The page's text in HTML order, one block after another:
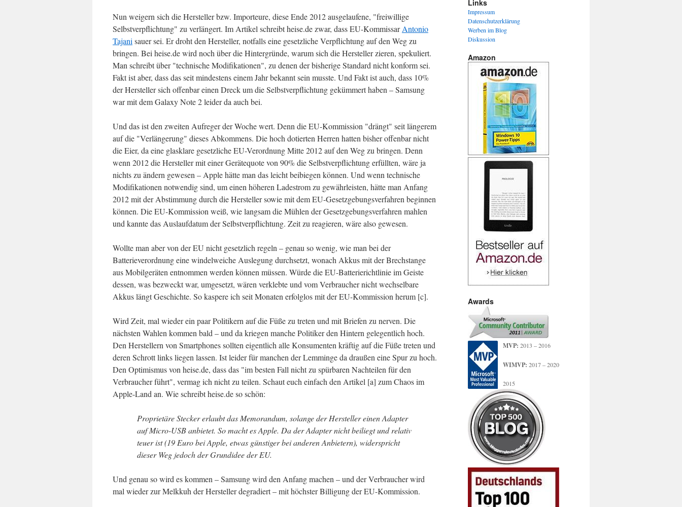
Nun weigern sich die Hersteller bzw. Importeure, diese Ende 2012 ausgelaufene, "freiwillige
Selbstverpflichtung" zu verlängert. Im Artikel schreibt heise.de zwar, dass EU-KommissarAntonio
Tajani sauer sei. Er droht den Hersteller, notfalls eine gesetzliche Verpflichtung auf den Weg zu
bringen. Bei heise.de wird noch über die Hintergründe, warum sich die Hersteller zieren, spekuliert.
Man schreibt über "technische Modifikationen", zu denen der bisherige Standard nicht konform sei.
Fakt ist aber, dass das seit mindestens einem Jahr bekannt sein musste. Und Fakt ist auch, dass 10%
der Hersteller sich offenbar einen Dreck um die Selbstverpflichtung gekümmert haben – Samsung
war mit dem Galaxy Note 2 leider da auch bei.
Und das ist den zweiten Aufreger der Woche wert. Denn die EU-Kommission "drängt" seit längerem
auf die "Verlängerung" dieses Abkommens. Die hoch dotierten Herren hatten bisher offenbar nicht
die Eier, da eine glasklare gesetzliche EU-Verordnung Mitte 2012 auf den Weg zu bringen. Denn
wenn 2012 die Hersteller mit einer Gerätequote von 90% die Selbstverpflichtung erfüllten, wäre ja
nichts zu ändern gewesen – Apple hätte man das leicht beibiegen können. Und wenn technische
Modifikationen notwendig sind, um einen höheren Ladestrom zu gewährleisten, hätte man Anfang
2012 mit der Abstimmung durch die Hersteller sowie mit dem EU-Gesetzgebungsverfahren beginnen
können. Die EU-Kommission weiß, wie langsam die Mühlen der Gesetzgebungsverfahren mahlen
und kannte das Auslaufdatum der Selbstverpflichtung. Zeit zu reagieren, wäre also gewesen.
Wollte man aber von der EU nicht gesetzlich regeln – genau so wenig, wie man bei der
Batterieverordnung eine windelweiche Auslegung durchsetzt, wonach Akkus mit der Brechstange
aus Mobilgeräten entnommen werden können müssen. Würde die EU-Batterierichtlinie im Geiste
dessen, was bezweckt war, umgesetzt, wären verklebte und vom Verbraucher nicht wechselbare
Akkus längt Geschichte. So kaspere ich seit Monaten erfolglos mit der EU-Kommission herum [c].
Wird Zeit, mal wieder ein paar Politikern auf die Füße zu treten und mit Briefen zu nerven. Die
nächsten Wahlen kommen bald – und da kriegen manche Politiker den Hintern gelegentlich hoch.
Den Herstellern von Smartphones sollten eigentlich alle Konsumenten kräftig auf die Füße treten und
deren Schrott links liegen lassen. Ist leider für manchen der Lemminge da draußen eine Spur zu hoch.
Den Optimismus von heise.de, dass das "im besten Fall nicht zu spürbaren Nachteilen für den
Verbraucher führt", vermag ich nicht zu teilen. Schaut euch einfach den Artikel [a] zum Chaos im
Apple-Land an. Wie schreibt heise.de so schön:
Proprietäre Stecker erlaubt das Memorandum, solange der Hersteller einen Adapter
auf Micro-USB anbietet. So macht es Apple. Da der Adapter nicht beiliegt und relativ
teuer ist (19 Euro bei Apple, etwas günstiger bei anderen Anbietern), widerspricht
dieser Weg jedoch der Grundidee der EU.
Und genau so wird es kommen – Samsung wird den Anfang machen – und der Verbraucher wird
mal wieder zur Melkkuh der Hersteller degradiert – mit höchster Billigung der EU-Kommission.
Links
Impressum
Datenschutzerklärung
Werben im Blog
Diskussion
Amazon
Awards
MVP: 2013 – 2016
WIMVP: 2017 – 2020
2015